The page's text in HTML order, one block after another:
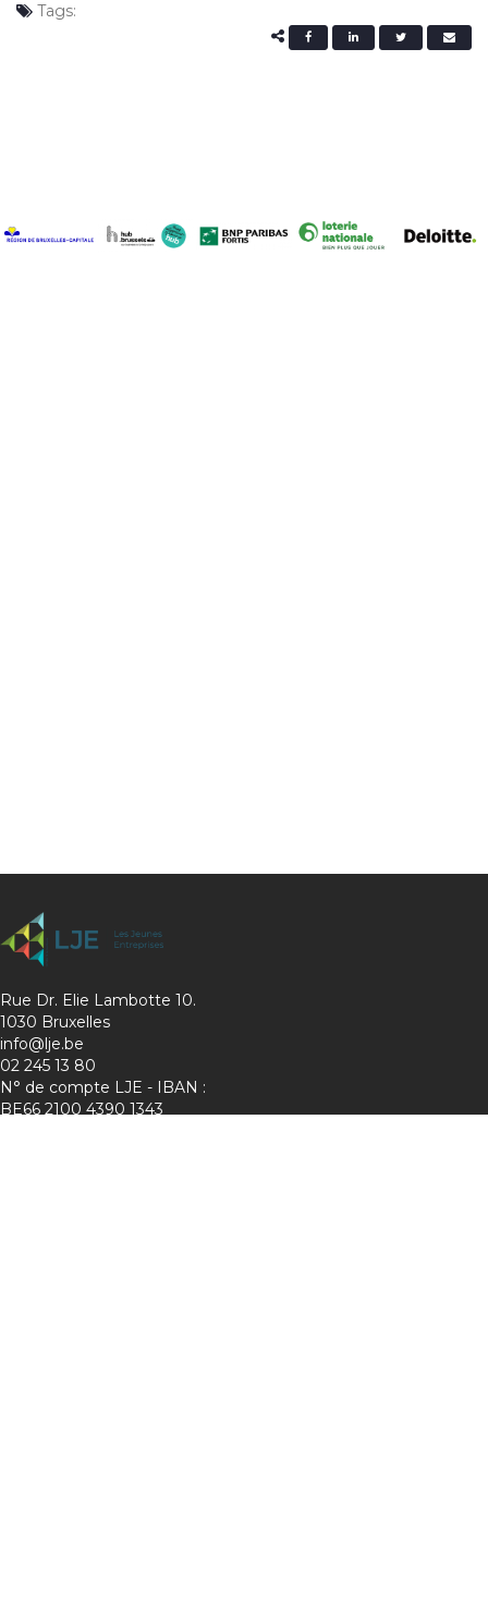
Tags:
Rue Dr. Elie Lambotte 10.
1030 Bruxelles
info@lje.be
02 245 13 80
N° de compte LJE - IBAN :
BE66 2100 4390 1343